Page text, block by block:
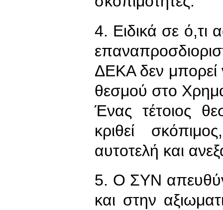
4. Ειδικά σε
ΔΕΚΑ δεν μπορεί
θεσμού στο
Ένας τέτοιος
κριθεί
αυτοτελή και
5. Ο ΣΥΝ
και στην